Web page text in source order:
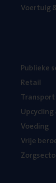
Voer­tuig
Publie­ke
Retail
Trans­port
Upcy­cling
Voe­ding
Vrije